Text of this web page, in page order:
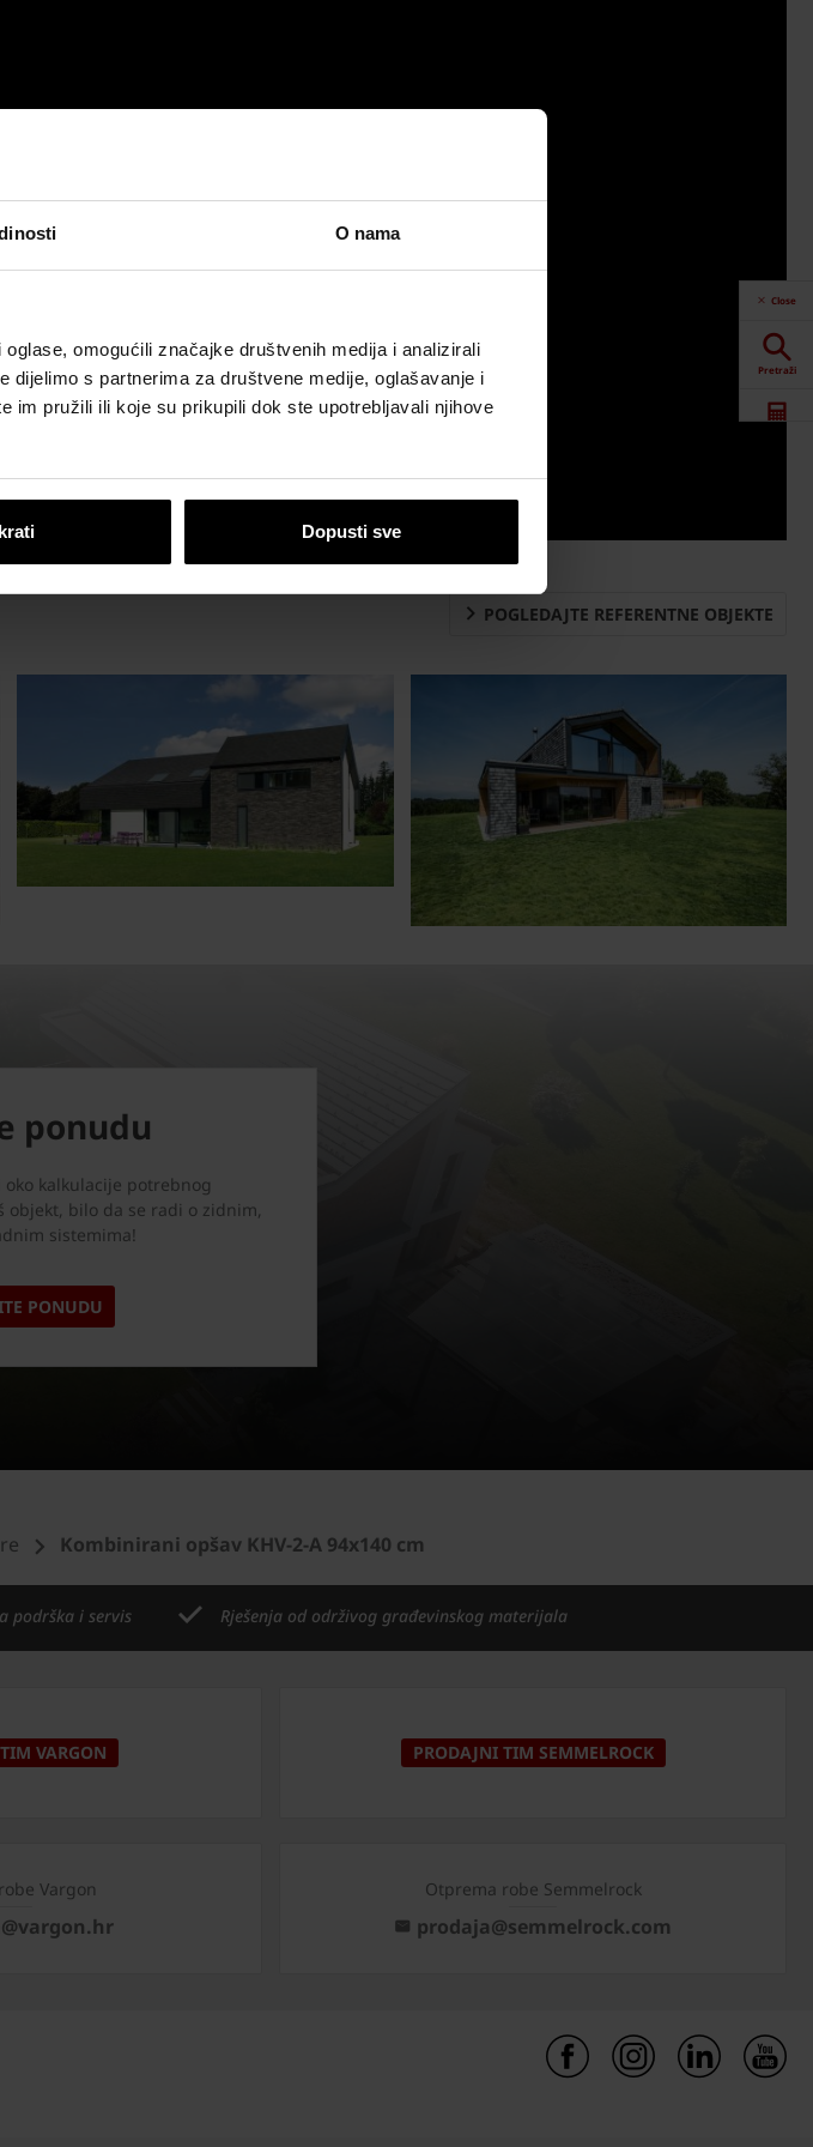
O nama
omogućili značajke društvenih medija i analizirali
dijelimo s partnerima za društvene medije, oglašavanje i
im pružili ili koje su prikupili dok ste upotrebljavali njihove
Dopusti sve
POGLEDAJTE REFERENTNE OBJEKTE
ponudu
kalkulacije potrebnog
objekt, bilo da se radi o zidnim,
sistemima!
PONUDU
Close
Pretraži
Kombinirani opšav KHV-2-A 94x140 cm
podrška i servis Rješenja od održivog građevinskog materijala
VARGON PRODAJNI TIM SEMMELROCK
Vargon Otprema robe Semmelrock
prodaja@semmelrock.com